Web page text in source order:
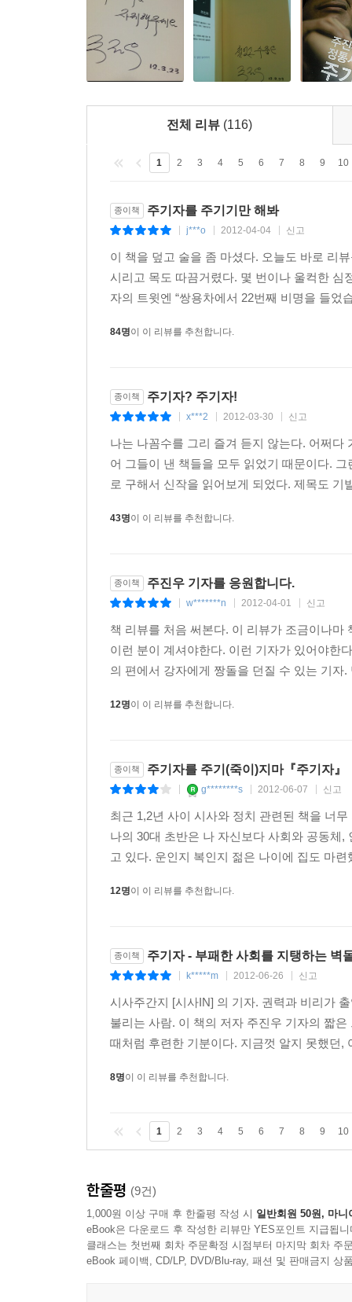
[팩트] 비리의 급이 다르다
누가 노무현의 곁을 지켰나?
[기사] “대통령과 친했다고 무조건 잡아들이니……”
[팩트] 강금원과 천신일, 그 하늘과 땅 차이
[꼼꼼한 뒷얘기] 난 누군가를 죽이는 기사만 쓴다
제7장
친일파의 애국 백년사
[기사]MB가 독도 전쟁에 판판이 지는 이유
[기사]조·중·동이 친일인명사전 때리는 까닭
[기사] 독일 대통령도 울었다고?
[팩트] 박정희 신화, 한마디만 할게요
[기사] 죽어서도 못 뗀 빨갱이 딱지
[팩트] 오늘도 김대중 대통영의 말을 새기고 있다
[기사] ‘친일’은 지금도 계속된다
제8장
당신도 비극의 주인공이 될 수 있다
[기사] “용산 철거 용역 목포 조폭과 관련”
[팩트] 삶이 무너지면 종북좌파가 된다
기사는 수단일 뿐이다
[기사] 전쟁 같은 삶 살다 간 ‘시대의 아이콘’
[팩트] 내가 그 놈들 다 혼내줄 거야
에필로그
혼자 피하면 쪽팔리는 거다
저자는 사실 기자라기보다 탐정에 가깝다. 사람
사람을 단독으로 만나고, 매번 특종을 하는지에
마음을 사로잡는지, 추적해가는 과정에서 있었
언론, 삼성, 검찰과 경찰, MB정부, 친일파, 사회
나아가야 할 방향을 제시한다. 우리를 대신해 진
하지만 그는 신념이 아닌 태도로 움직이기에 비
아픈 사람을 찾아 치유하려고. 그래서 이 책은
진실의 폭로가 아닌, 대한민국의 가치와 염치에
전체 리뷰 (116)
1 2 3 4 5 6 7 8 9 10
종이책 주기자를 주기기만 해봐
j***o 2012-04-04 신고
이 책을 덮고 술을 좀 마셨다. 오늘도 바로 리
시리고 목도 따끔거렸다. 몇 번이나 울컥한 심
자의 트윗엔 “쌍용차에서 22번째 비명을 들었
84명이 이 리뷰를 추천합니다.
종이책 주기자? 주기자!
x***2 2012-03-30 신고
나는 나꼼수를 그리 즐겨 듣지 않는다. 어쩌
어 그들이 낸 책들을 모두 읽었기 때문이다.
로 구해서 신작을 읽어보게 되었다. 제목도
43명이 이 리뷰를 추천합니다.
종이책 주진우 기자를 응원합니다.
w*******n 2012-04-01 신고
책 리뷰를 처음 써본다. 이 리뷰가 조금이나
이런 분이 계셔야한다. 이런 기자가 있어야한
의 편에서 강자에게 짱돌을 던질 수 있는 기자
12명이 이 리뷰를 추천합니다.
종이책 주기자를 주기(죽이)지마『주기자』
g********s 2012-06-07 신고
최근 1,2년 사이 시사와 정치 관련된 책을 너
나의 30대 초반은 나 자신보다 사회와 공동체
고 있다. 운인지 복인지 젊은 나이에 집도 마
12명이 이 리뷰를 추천합니다.
종이책 주기자 - 부패한 사회를 지탱하는 벽
k*****m 2012-06-26 신고
시사주간지 [시사IN] 의 기자. 권력과 비리가
불리는 사람. 이 책의 저자 주진우 기자의 짧
때처럼 후련한 기분이다. 지금껏 알지 못했던
8명이 이 리뷰를 추천합니다.
1 2 3 4 5 6 7 8 9 10
한줄평 (9건)
1,000원 이상 구매 후 한줄평 작성 시 일반회원 50원, 마니
eBook은 다운로드 후 작성한 리뷰만 YES포인트 지급됩니
클래스는 첫번째 회차 주문확정 시점부터 마지막 회차 주
eBook 페이백, CD/LP, DVD/Blu-ray, 패션 및 판매금지 상